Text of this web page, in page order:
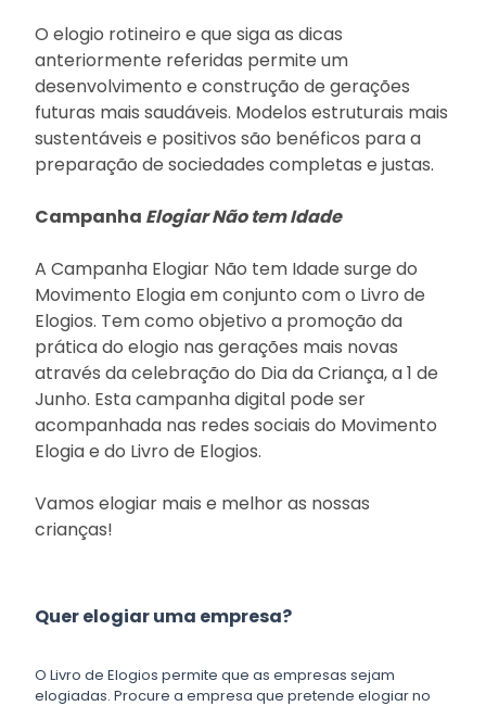
O elogio rotineiro e que siga as dicas
anteriormente referidas permite um
desenvolvimento e construção de gerações
futuras mais saudáveis. Modelos estruturais mais
sustentáveis e positivos são benéficos para a
preparação de sociedades completas e justas.
Campanha Elogiar Não tem Idade
A Campanha Elogiar Não tem Idade surge do
Movimento Elogia em conjunto com o Livro de
Elogios. Tem como objetivo a promoção da
prática do elogio nas gerações mais novas
através da celebração do Dia da Criança, a 1 de
Junho. Esta campanha digital pode ser
acompanhada nas redes sociais do Movimento
Elogiae do Livro de Elogios.
Vamos elogiar mais e melhor as nossas
crianças!
Quer elogiar uma empresa?
O Livro de Elogios permite que as empresas sejam
elogiadas. Procure a empresa que pretende elogiar no